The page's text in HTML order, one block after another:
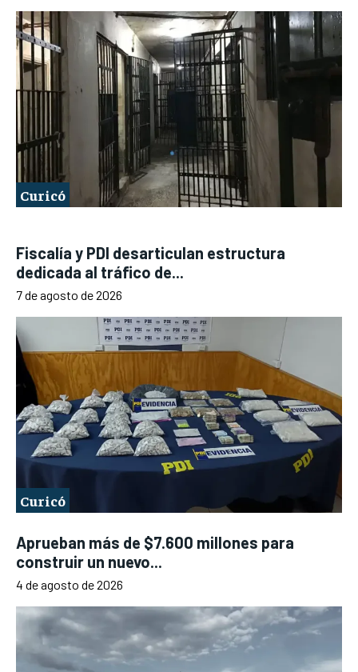
Curicó
Fiscalía y PDI desarticulan estructura
dedicada al tráfico de...
7 de agosto de 2026
Curicó
Aprueban más de $7.600 millones para
construir un nuevo...
4 de agosto de 2026